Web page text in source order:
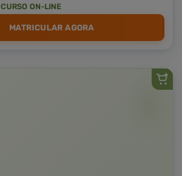
CURSO ON-LINE
MATRICULAR AGORA